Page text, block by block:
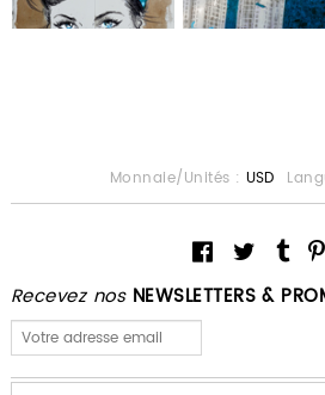
Recevez nos NEWSLETTERS &
Monnaie/Unités : USD